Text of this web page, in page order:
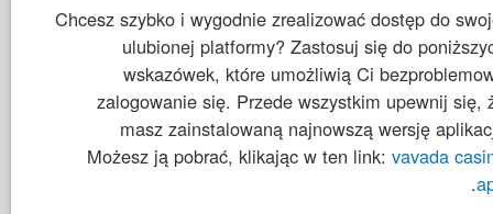
Chcesz szybko i wygodnie zrealizować dostęp do
ulubionej platformy? Zastosuj się do
wskazówek, które umożliwią Ci
zalogowanie się. Przede wszystkim upewnij się,
masz zainstalowaną najnowszą wersję
Możesz ją pobrać, klikając w ten link: vavada
.